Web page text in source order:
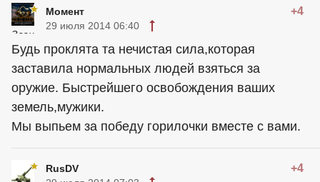
Момент +4
29 июля 2014 06:40
Будь проклята та нечистая сила,которая
заставила нормальных людей взяться за
оружие. Быстрейшего освобождения ваших
земель,мужики.
Мы выпьем за победу горилочки вместе с вами.
RusDV +4